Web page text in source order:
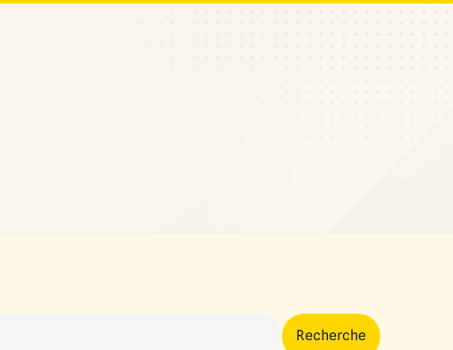
Recherche